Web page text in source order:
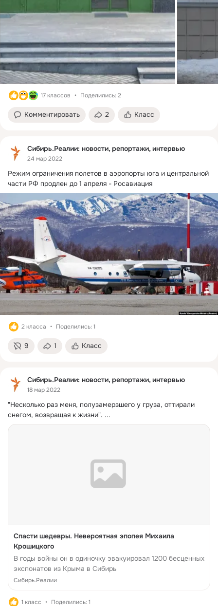
17 классов Поделились: 2
Комментировать 2 Класс
Сибирь.Реалии: новости, репортажи, интервью
24 мар 2022
Режим ограничения полетов в аэропорты юга и центральной
части РФ продлен до 1 апреля - Росавиация
2 класса Поделились: 1
9 1 Класс
Сибирь.Реалии: новости, репортажи, интервью
18 мар 2022
"Несколько раз меня, полузамерзшего у груза, оттирали
снегом, возвращая к жизни". ...
Спасти шедевры. Невероятная эпопея Михаила
Крошицкого
В годы войны он в одиночку эвакуировал 1200 бесценных
экспонатов из Крыма в Сибирь
Сибирь.Реалии
1 класс Поделились: 1